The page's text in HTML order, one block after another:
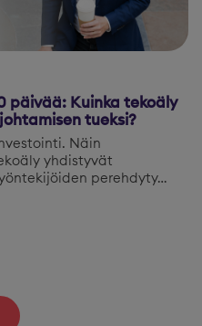
päivää: Kuinka tekoäly
tueksi?
Näin
yhdistyvät
perehdyty…